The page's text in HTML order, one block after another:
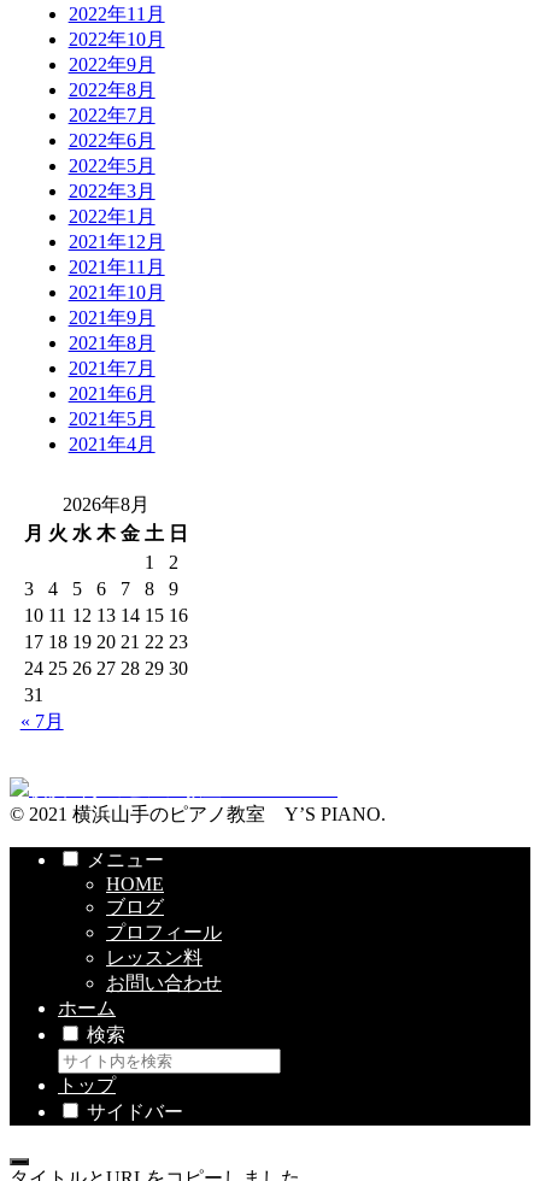
2022年11月
2022年10月
2022年9月
2022年8月
2022年7月
2022年6月
2022年5月
2022年3月
2022年1月
2021年12月
2021年11月
2021年10月
2021年9月
2021年8月
2021年7月
2021年6月
2021年5月
2021年4月
2026年8月
月 火 水 木 金 土 日
1
2
3
4 5 6 7 8
9
10 11 12 13 14 15 16
17 18 19 20 21 22 23
24 25 26 27 28 29 30
31
« 7月
© 2021 横浜山手のピアノ教室 Y’S PIANO.
メニュー
HOME
ブログ
プロフィール
レッスン料
お問い合わせ
ホーム
検索
トップ
サイドバー